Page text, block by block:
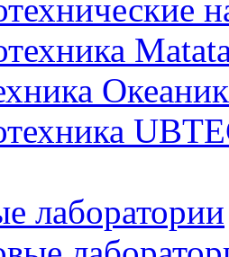
лаборатории